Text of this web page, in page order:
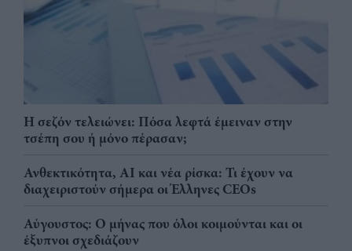
Η σεζόν τελειώνει: Πόσα λεφτά έμειναν στην
τσέπη σου ή μόνο πέρασαν;
Ανθεκτικότητα, AI και νέα ρίσκα: Τι έχουν να
διαχειριστούν σήμερα οι Έλληνες CEOs
Αύγουστος: Ο μήνας που όλοι κοιμούνται και οι
έξυπνοι σχεδιάζουν